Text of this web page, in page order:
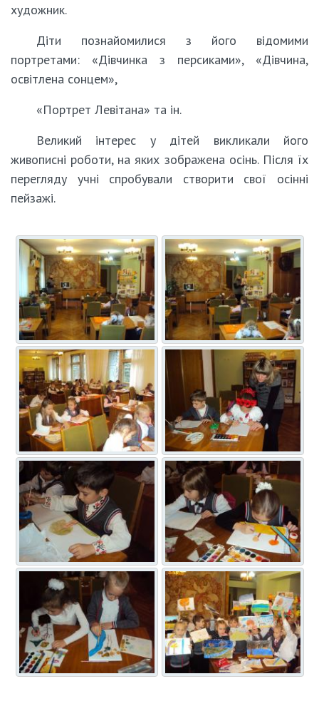
художник.
Діти познайомилися з його відомими
портретами: «Дівчинка з персиками», «Дівчина,
освітлена сонцем»,
«Портрет Левітана» та ін.
Великий інтерес у дітей викликали його
живописні роботи, на яких зображена осінь. Після їх
перегляду учні спробували створити свої осінні
пейзажі.